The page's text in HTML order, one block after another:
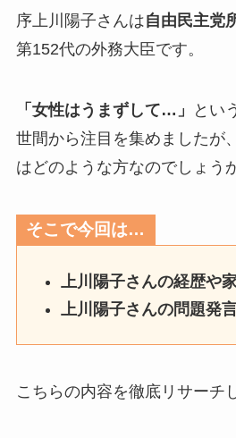
序上川陽子さんは自由民主党
第152代の外務大臣です。
「女性はうまずして…」
とい
世間から注目を集めましたが
はどのような方なのでしょう
そこで今回は…
上川陽子さんの経歴や
上川陽子さんの問題発
こちらの内容を徹底リサーチ